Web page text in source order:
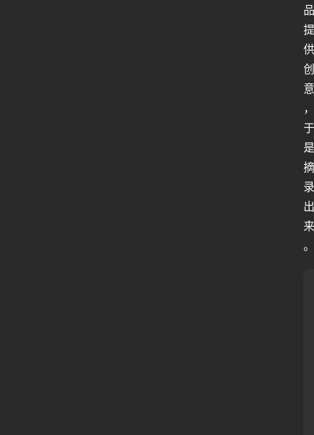
品
提
供
创
意
，
于
是
摘
录
出
来
。